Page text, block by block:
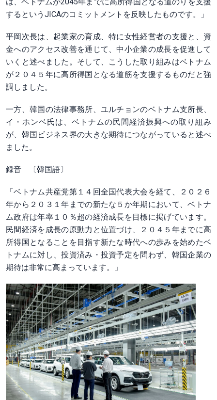
するというJICAのコミットメントを反映したものです。」
平岡次長は、起業家の育成、特に女性経営者の支援と、資
金へのアクセス改善を通じて、中小企業の成長を促進して
いくと述べました。そして、こうした取り組みはベトナム
が２０４５年に高所得国となる道筋を支援するものだと強
調しました。
一方、韓国の法律事務所、ユルチョンのベトナム支所長、
イ・ホンベ氏は、ベトナムの民間経済振興への取り組み
が、韓国ビジネス界の大きな期待につながっていると述べ
ました。
録音 〔韓国語〕
「ベトナム共産党第１４回全国代表大会を経て、２０２６
年から２０３１年までの新たな５か年期において、ベトナ
ム政府は年率１０％超の経済成長を目標に掲げています。
民間経済を成長の原動力と位置づけ、２０４５年までに高
所得国となることを目指す新たな時代への歩みを始めたベ
トナムに対し、投資済み・投資予定を問わず、韓国企業の
期待は非常に高まっています。」